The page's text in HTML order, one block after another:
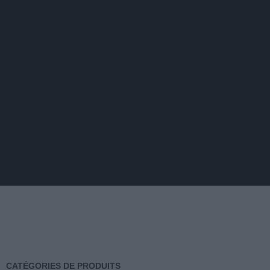
CATÉGORIES DE PRODUITS